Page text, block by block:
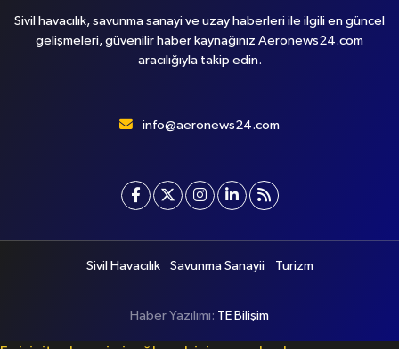
Sivil havacılık, savunma sanayi ve uzay haberleri ile ilgili en güncel
gelişmeleri, güvenilir haber kaynağınız Aeronews24.com
aracılığıyla takip edin.
info@aeronews24.com
Sivil Havacılık Savunma Sanayii Turizm
Haber Yazılımı: TE Bilişim